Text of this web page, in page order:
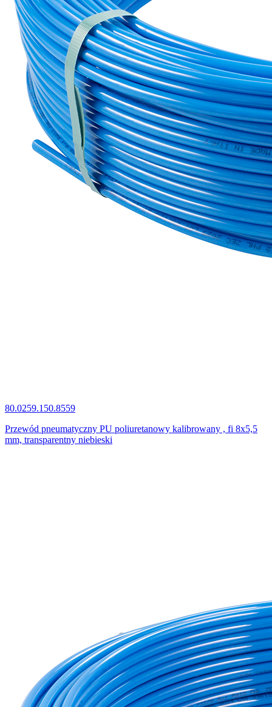
80.0259.150.8559
Przewód pneumatyczny PU poliuretanowy kalibrowany , fi 8x5,5
mm, transparentny niebieski